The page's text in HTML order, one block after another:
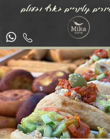
קולינריים בארץ ובעולם